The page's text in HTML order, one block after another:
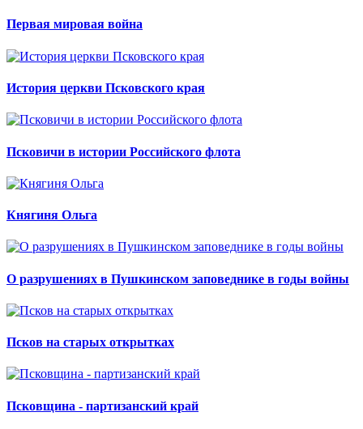
Первая мировая война
История церкви Псковского края
Псковичи в истории Российского флота
Княгиня Ольга
О разрушениях в Пушкинском заповеднике в годы войны
Псков на старых открытках
Псковщина - партизанский край